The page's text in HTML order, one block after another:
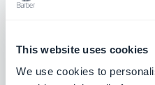
This website uses cookies
We use cookies to
tool